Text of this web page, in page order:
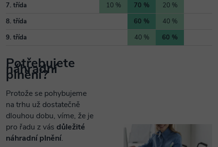
7. třída
10 % 70 %
20 %
8. třída
60 %
40 %
9. třída
40 % 60 %
Potřebujete
náhradní
plnění?
Protože se pohybujeme
na trhu už dostatečně
dlouhou dobu, víme, že je
pro řadu z vás důležité
náhradní plnění.